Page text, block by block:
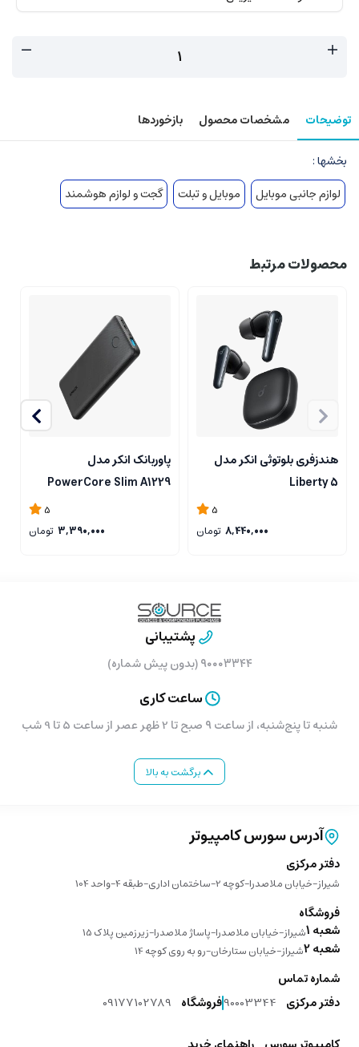
توضیحات مشخصات محصول بازخوردها
بخشها :
لوازم جانبی موبایل
موبایل و تبلت گجت و لوازم هوشمند
محصولات مرتبط
هندزفری بلوتوثی انکر مدل
Liberty 5
5
8,440,000 تومان
پاوربانک انکر مدل
PowerCore Slim A1229
5
3,390,000 تومان
پشتیبانی
۹۰۰۰۳۳۴۴ (بدون پیش شماره)
ساعت کاری
شنبه تا پنج‌شنبه، از ساعت ۹ صبح تا 2 ظهر عصر از ساعت 5 تا 9 شب
برگشت به بالا
آدرس سورس کامپیوتر
دفتر مرکزی
شیراز-خیابان ملاصدرا-کوچه 2-ساختمان اداری-طبقه 4-واحد 104
فروشگاه
شعبه 1 شیراز-خیابان ملاصدرا-پاساژ ملاصدرا-زیرزمین پلاک 15
شعبه 2 شیراز-خیابان ستارخان-رو به روی کوچه 14
شماره تماس
دفتر مرکزی 90003344فروشگاه 09177102789